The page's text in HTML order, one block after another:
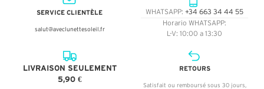
SERVICE CLIENTÈLE
salut@aveclunettesoleil.fr
WHATSAPP: +34 663 34 44 55
Horario WHATSAPP:
L-V: 10:00 a 13:30
LIVRAISON SEULEMENT
5,90 €
RETOURS
Satisfait ou remboursé sous 30 jours,